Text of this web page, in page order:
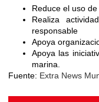
Reduce el uso
Realiza
responsable
Apoya
Apoya las
marina.
Fuente: Extra News